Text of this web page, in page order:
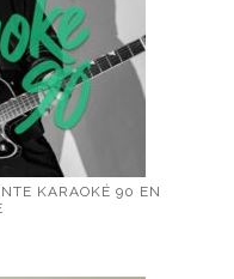
KARAOKÉ 90 EN